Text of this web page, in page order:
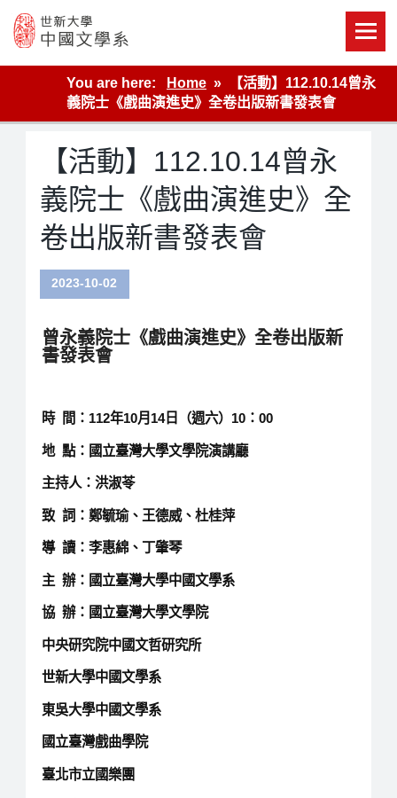
content
世新大學教學單位的網站
You are here:
Home
【活動】112.10.14曾永
義院士《戲曲演進史》全卷出版新書發表會
【活動】112.10.14曾永
義院士《戲曲演進史》全
卷出版新書發表會
2023-10-02
曾永義院士《戲曲演進史》全卷出版新
書發表會
時 間：112年10月14日（週六）10：00
地 點：國立臺灣大學文學院演講廳
主持人：洪淑苓
致 詞：鄭毓瑜、王德威、杜桂萍
導 讀：李惠綿、丁肇琴
主 辦：國立臺灣大學中國文學系
協 辦：國立臺灣大學文學院
中央研究院中國文哲研究所
世新大學中國文學系
東吳大學中國文學系
國立臺灣戲曲學院
臺北市立國樂團